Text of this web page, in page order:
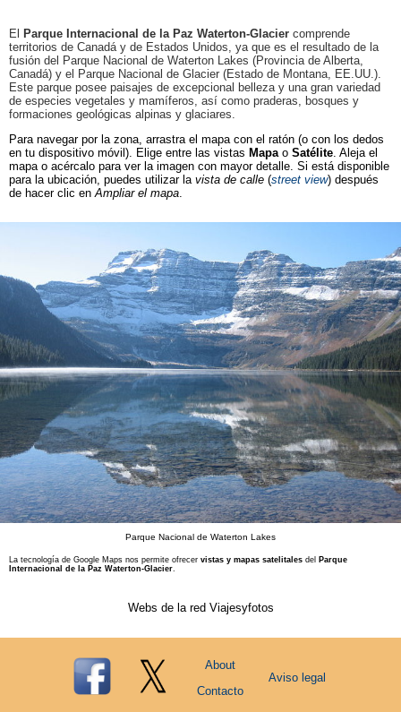
El Parque Internacional de la Paz Waterton-Glacier comprende
territorios de Canadá y de Estados Unidos, ya que es el resultado de la
fusión del Parque Nacional de Waterton Lakes (Provincia de Alberta,
Canadá) y el Parque Nacional de Glacier (Estado de Montana, EE.UU.).
Este parque posee paisajes de excepcional belleza y una gran variedad
de especies vegetales y mamíferos, así como praderas, bosques y
formaciones geológicas alpinas y glaciares.
Para navegar por la zona, arrastra el mapa con el ratón (o con los dedos
en tu dispositivo móvil). Elige entre las vistas Mapao Satélite. Aleja el
mapa o acércalo para ver la imagen con mayor detalle. Si está disponible
para la ubicación, puedes utilizar la vista de calle (street view) después
de hacer clic enAmpliar el mapa.
Parque Nacional de Waterton Lakes
La tecnología de Google Maps nos permite ofrecer vistas y mapas satelitales del
Parque
Internacional de la Paz Waterton-Glacier.
Webs de la red Viajesyfotos
About
Contacto
Aviso legal